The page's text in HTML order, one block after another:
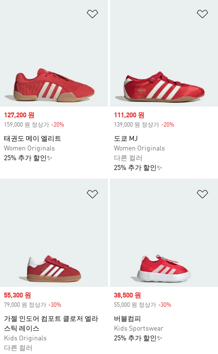
Sale price
127,200 원
159,000 원 정상가 -20%
태권도 메이 엘리트
Women Originals
25% 추가 할인✨
Sale price
111,200 원
139,000 원 정상가 -20%
도쿄 MJ
Women Originals
다른 컬러
25% 추가 할인✨
Sale price
55,300 원
79,000 원 정상가 -30%
가젤 인도어 컴포트 클로저 엘라
스틱 레이스
Kids Originals
다른 컬러
Sale price
38,500 원
55,000 원 정상가 -30%
버블컴피
Kids Sportswear
25% 추가 할인✨